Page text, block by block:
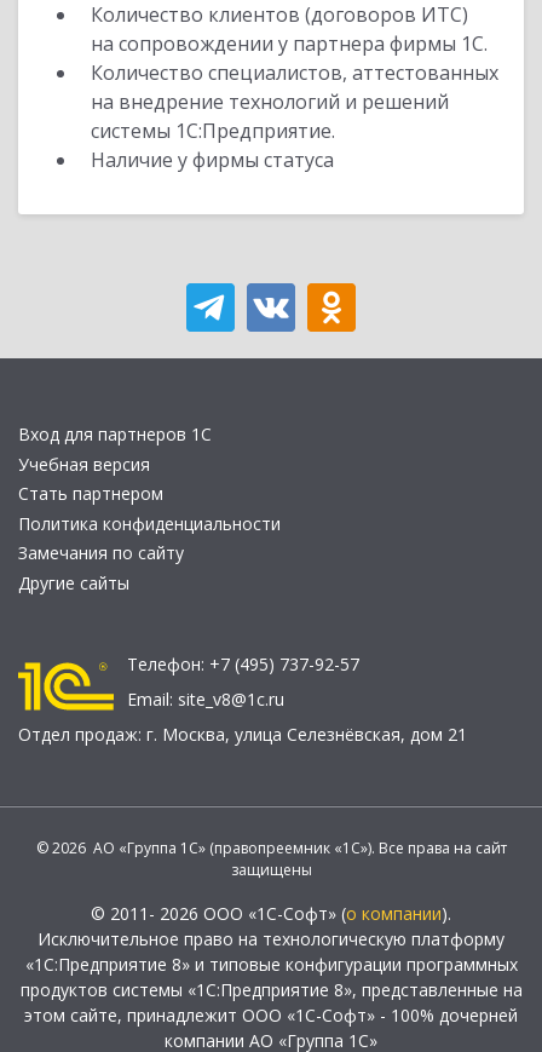
Количество клиентов (договоров ИТС)
на сопровождении у партнера фирмы 1С.
Количество специалистов, аттестованных
на внедрение технологий и решений
системы 1С:Предприятие.
Наличие у фирмы статуса
Вход для партнеров 1С
Учебная версия
Стать партнером
Политика конфиденциальности
Замечания по сайту
Другие сайты
Телефон: +7 (495) 737-92-57
Email: site_v8@1c.ru
Отдел продаж: г. Москва, улица Селезнёвская, дом 21
© 2026 АО «Группа 1С» (правопреемник «1С»). Все права на сайт
защищены
© 2011- 2026 ООО «1С-Софт» (о компании).
Исключительное право на технологическую платформу
«1С:Предприятие 8» и типовые конфигурации программных
продуктов системы «1С:Предприятие 8», представленные на
этом сайте, принадлежит ООО «1С-Софт» - 100% дочерней
компании АО «Группа 1С»